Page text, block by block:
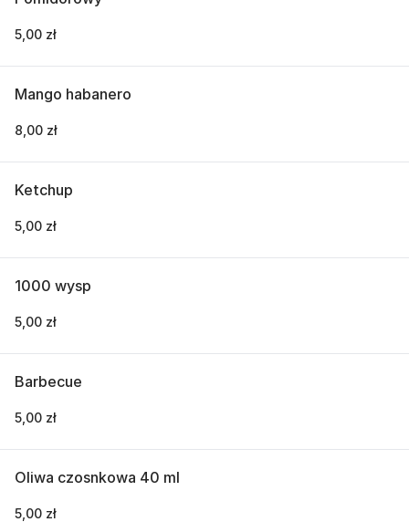
5,00 zł
Mango habanero
8,00 zł
Ketchup
5,00 zł
1000 wysp
5,00 zł
Barbecue
5,00 zł
Oliwa czosnkowa 40 ml
5,00 zł